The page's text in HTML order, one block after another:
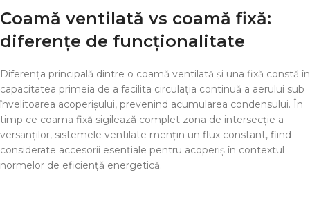
Coamă ventilată vs coamă fixă:
diferențe de funcționalitate
Diferența principală dintre o coamă ventilată și una fixă constă în
capacitatea primeia de a facilita circulația continuă a aerului sub
învelitoarea acoperișului, prevenind acumularea condensului. În
timp ce coama fixă sigilează complet zona de intersecție a
versanților, sistemele ventilate mențin un flux constant, fiind
considerate accesorii esențiale pentru acoperiș în contextul
normelor de eficiență energetică.